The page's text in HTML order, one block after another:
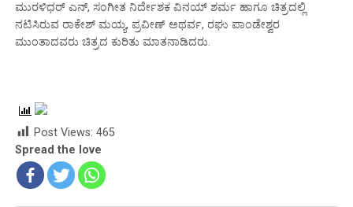
ಮುರಳಿಧರ್ ಎನ್, ಸಂಗೀತ ನಿರ್ದೇಶಕ ವಿನಯ್ ಶರ್ಮ ಹಾಗೂ ಚಿತ್ರದಲ್ಲಿ
ನಟಿಸಿರುವ ರಾಕೇಶ್ ಮಯ್ಯ, ಪ್ರವೀಣ್ ಅಥರ್ವ, ರಘು ಪಾಂಡೇಶ್ವರ
ಮುಂತಾದವರು ಚಿತ್ರದ ಕುರಿತು ಮಾತನಾಡಿದರು.
Post Views: 465
Spread the love